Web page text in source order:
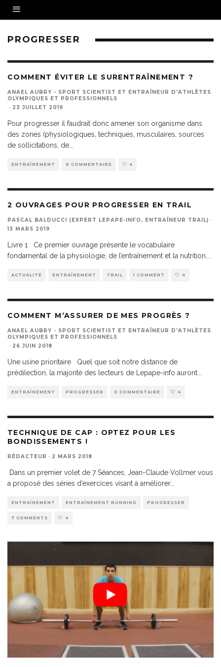
PROGRESSER
COMMENT ÉVITER LE SURENTRAÎNEMENT ?
ANAEL AUBRY - SPORT SCIENTIST ET ENTRAÎNEUR D'ATHLÈTES
OLYMPIQUES ET PROFESSIONNELS
· 23 JUILLET 2019
Pour progresser il faudrait donc amener son organisme dans
des zones (physiologiques, techniques, musculaires, sources
de sollicitations, de
ENTRAÎNEMENT 0 COMMENTAIRE 4
2 OUVRAGES POUR PROGRESSER EN TRAIL
PASCAL BALDUCCI (EXPERT LEPAPE-INFO, ENTRAÎNEUR TRAIL) ·
13 MARS 2019
Livre 1 Ce premier ouvrage présente le vocabulaire
fondamental de la physiologie, de l’entraînement et la nutrition.
ACTUALITÉ ENTRAÎNEMENT TRAIL 1 COMMENT 4
COMMENT M’ASSURER DE MES PROGRÈS ?
ANAEL AUBRY - SPORT SCIENTIST ET ENTRAÎNEUR D'ATHLÈTES
OLYMPIQUES ET PROFESSIONNELS
· 26 JUIN 2018
Une usine prioritaire Quel que soit notre distance de
prédilection, la majorité des lecteurs de Lepape-info auront
ENTRAÎNEMENT PROGRESSER 0 COMMENTAIRE 4
TECHNIQUE DE CAP : OPTEZ POUR LES
BONDISSEMENTS !
RÉDACTEUR · 2 MARS 2018
Dans un premier volet de 7 Séances, Jean-Claude Vollmer vous
a proposé des séries d’exercices visant à améliorer...
ENTRAÎNEMENT ENTRAÎNEMENT RUNNING PROGRESSER
7 COMMENTS 4